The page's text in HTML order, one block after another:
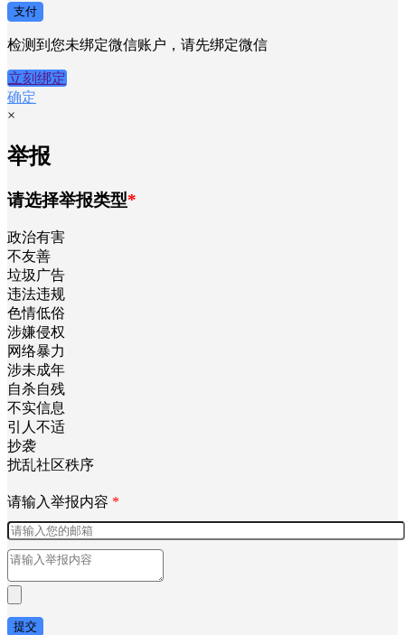
支付
检测到您未绑定微信账户，请先绑定微信
立刻绑定
确定
×
举报
请选择举报类型*
政治有害
不友善
垃圾广告
违法违规
色情低俗
涉嫌侵权
网络暴力
涉未成年
自杀自残
不实信息
引人不适
抄袭
扰乱社区秩序
请输入举报内容 *
提交